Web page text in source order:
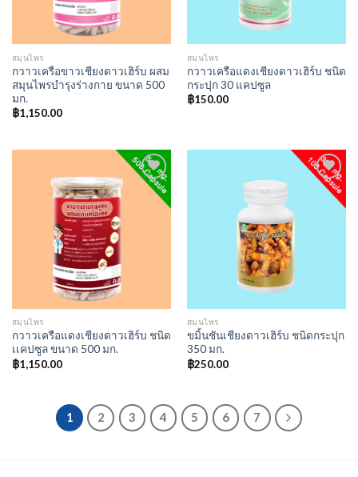
สมุนไพร
กวาวเครือขาวเชียงดาวเฮิร์บ ผสม
สมุนไพรบำรุงร่างกาย ขนาด 500
มก.
฿1,150.00
สมุนไพร
กวาวเครือแดงเชียงดาวเฮิร์บ ชนิด
กระปุก 30 แคปซูล
฿150.00
สมุนไพร
กวาวเครือแดงเชียงดาวเฮิร์บ ชนิด
เเคปซูล ขนาด 500 มก.
฿1,150.00
สมุนไพร
ขมิ้นชันเชียงดาวเฮิร์บ ชนิดกระปุก
350 มก.
฿250.00
1 2 3 4 5 6 7